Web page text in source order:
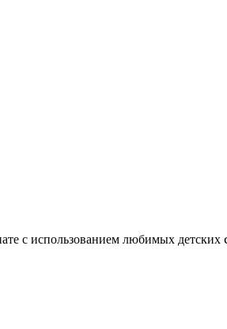
с использованием любимых детских